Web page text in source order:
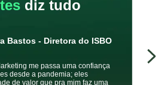
diz tudo
Bastos - Diretora do ISBO
me passa uma confiança
desde a pandemia; eles
de valor que pra mim faz uma
A